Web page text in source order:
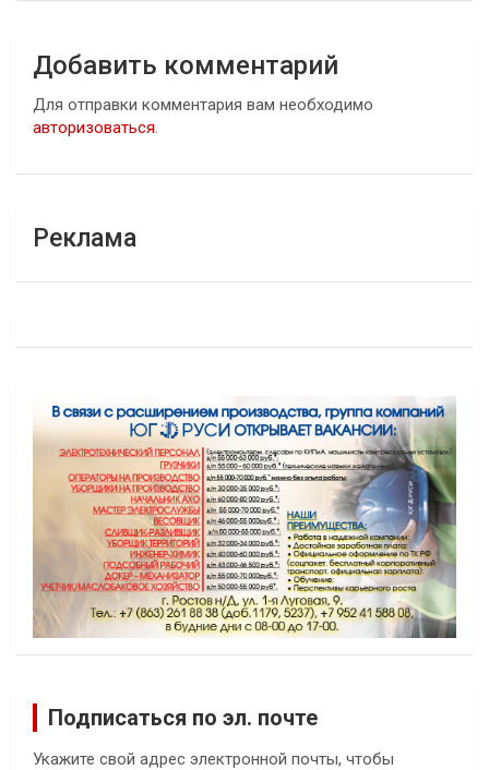
Добавить комментарий
Для отправки комментария вам необходимо
авторизоваться.
Реклама
Подписаться по эл. почте
Укажите свой адрес электронной почты, чтобы